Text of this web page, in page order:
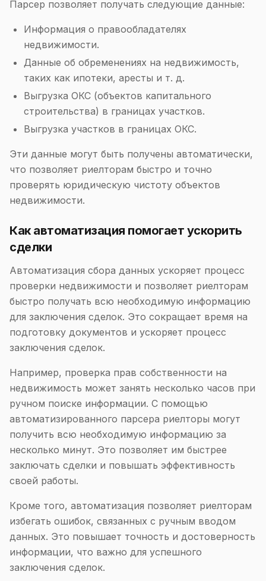
Парсер позволяет получать следующие данные:
Информация о правообладателях
недвижимости.
Данные об обременениях на недвижимость,
таких как ипотеки, аресты и т. д.
Выгрузка ОКС (объектов капитального
строительства) в границах участков.
Выгрузка участков в границах ОКС.
Эти данные могут быть получены автоматически,
что позволяет риелторам быстро и точно
проверять юридическую чистоту объектов
недвижимости.
Как автоматизация помогает ускорить
сделки
Автоматизация сбора данных ускоряет процесс
проверки недвижимости и позволяет риелторам
быстро получать всю необходимую информацию
для заключения сделок. Это сокращает время на
подготовку документов и ускоряет процесс
заключения сделок.
Например, проверка прав собственности на
недвижимость может занять несколько часов при
ручном поиске информации. С помощью
автоматизированного парсера риелторы могут
получить всю необходимую информацию за
несколько минут. Это позволяет им быстрее
заключать сделки и повышать эффективность
своей работы.
Кроме того, автоматизация позволяет риелторам
избегать ошибок, связанных с ручным вводом
данных. Это повышает точность и достоверность
информации, что важно для успешного
заключения сделок.